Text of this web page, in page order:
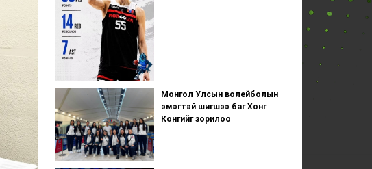
Монгол Улсын волейболын
эмэгтэй шигшээ баг Хонг
Конгийг зорилоо